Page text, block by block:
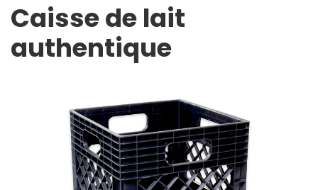
Caisse de lait
authentique